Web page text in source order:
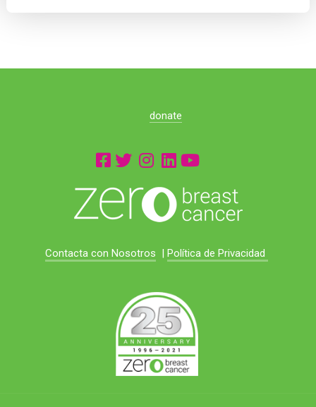
donate
Contacta con Nosotros | Política de Privacidad